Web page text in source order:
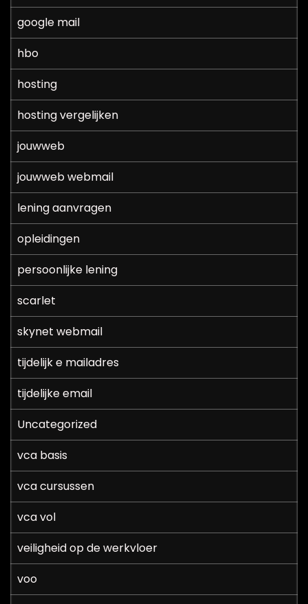
google mail
hbo
hosting
hosting vergelijken
jouwweb
jouwweb webmail
lening aanvragen
opleidingen
persoonlijke lening
scarlet
skynet webmail
tijdelijk e mailadres
tijdelijke email
Uncategorized
vca basis
vca cursussen
vca vol
veiligheid op de werkvloer
voo